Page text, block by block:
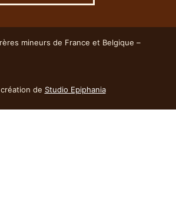
mineurs de France et Belgique –
de Studio Epiphania